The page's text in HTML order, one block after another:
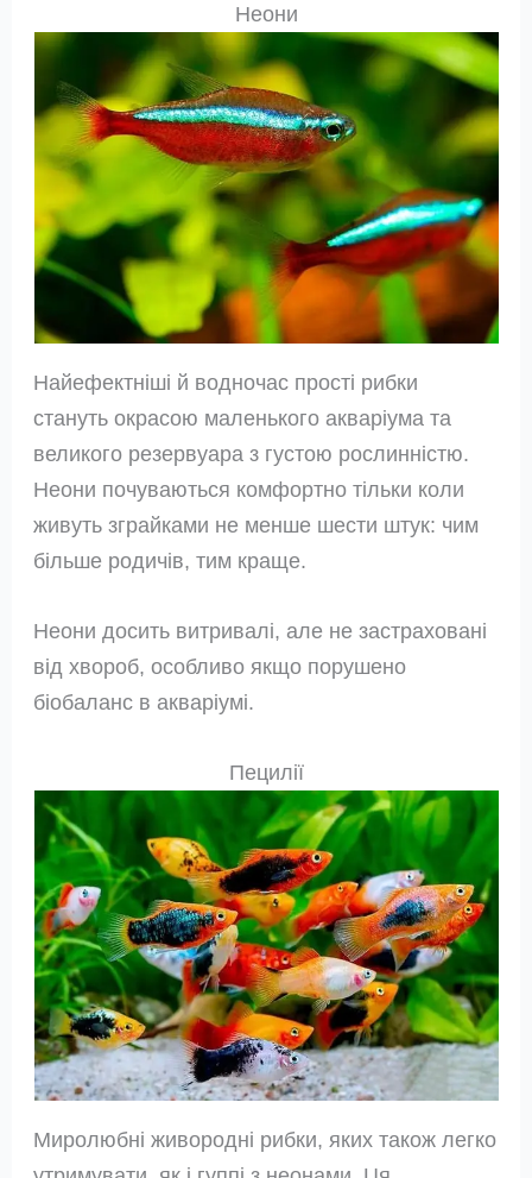
Неони
Найефектніші й водночас прості рибки
стануть окрасою маленького акваріума та
великого резервуара з густою рослинністю.
Неони почуваються комфортно тільки коли
живуть зграйками не менше шести штук: чим
більше родичів, тим краще.
Неони досить витривалі, але не застраховані
від хвороб, особливо якщо порушено
біобаланс в акваріумі.
Пецилії
Миролюбні живородні рибки, яких також легко